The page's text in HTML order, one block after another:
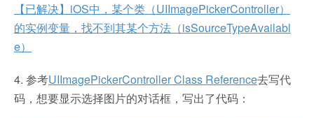
【已解决】iOS中，某个类（UIImagePickerController）
的实例变量，找不到其某个方法（isSourceTypeAvailabl
e）
4. 参考UIImagePickerController Class Reference去写代
码，想要显示选择图片的对话框，写出了代码：